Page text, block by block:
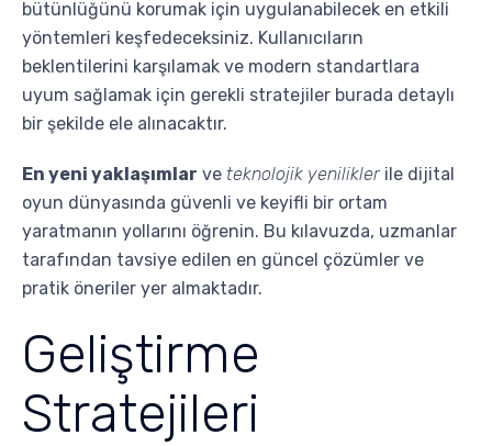
bütünlüğünü korumak için uygulanabilecek en etkili
yöntemleri keşfedeceksiniz. Kullanıcıların
beklentilerini karşılamak ve modern standartlara
uyum sağlamak için gerekli stratejiler burada detaylı
bir şekilde ele alınacaktır.
En yeni yaklaşımlar ve teknolojik yenilikler ile dijital
oyun dünyasında güvenli ve keyifli bir ortam
yaratmanın yollarını öğrenin. Bu kılavuzda, uzmanlar
tarafından tavsiye edilen en güncel çözümler ve
pratik öneriler yer almaktadır.
Geliştirme
Stratejileri